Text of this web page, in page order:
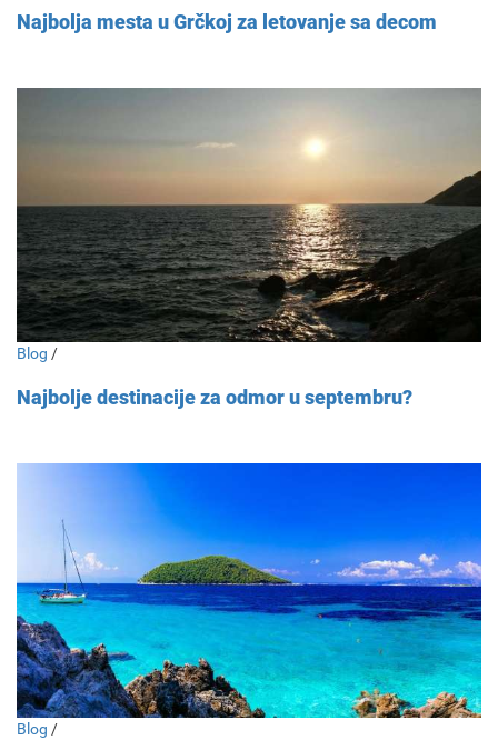
Najbolja mesta u Grčkoj za letovanje sa decom
Blog /
Najbolje destinacije za odmor u septembru?
Blog /